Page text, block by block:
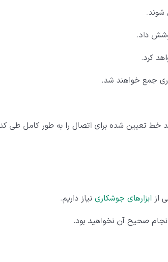
شوند.
داد.
کرد.
جمع خواهند شد.
خط تعیین شده برای اتصال را به طور کامل طی
ابزارهای جوشکاری نیاز داریم.
صحیح آن نخواهید بود.